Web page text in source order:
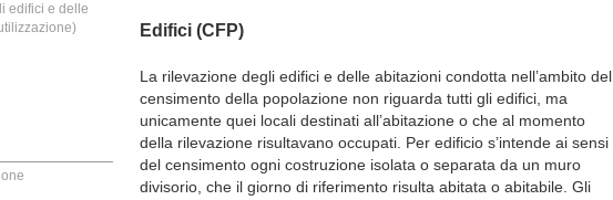
edifici e delle
Edifici (CFP)
La rilevazione degli edifici e delle abitazioni condotta nell’ambito del
censimento della popolazione non riguarda tutti gli edifici, ma
unicamente quei locali destinati all’abitazione o che al momento
della rilevazione risultavano occupati. Per edificio s’intende ai sensi
del censimento ogni costruzione isolata o separata da un muro
divisorio, che il giorno di riferimento risulta abitata o abitabile. Gli